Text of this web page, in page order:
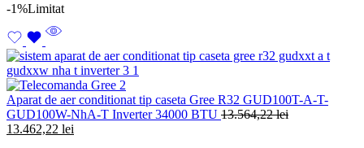
-1%Limitat
Aparat de aer conditionat tip caseta Gree R32 GUD100T-A-T-
GUD100W-NhA-T Inverter 34000 BTU 13.564,22lei
Prețul
13.462,22 lei